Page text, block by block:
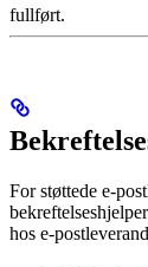
fullført.
For støttede e-
hos e-